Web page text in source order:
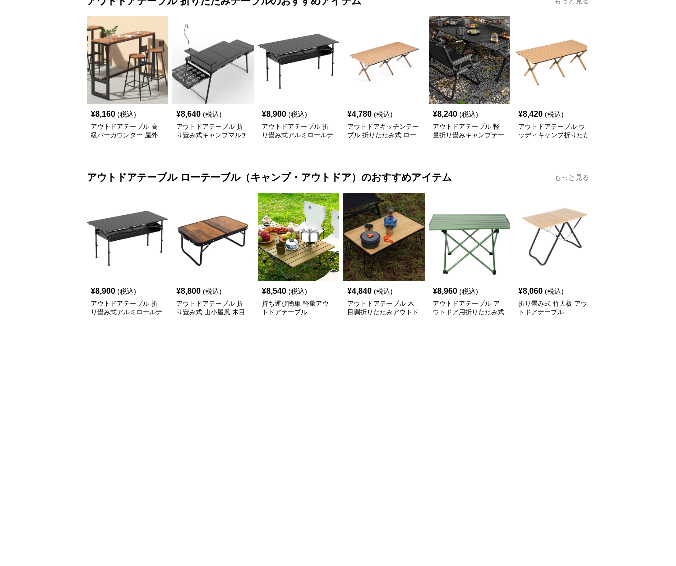
¥8,160 (税込)
アウトドアテーブル 高
級バーカウンター 屋外
¥8,640 (税込)
アウトドアテーブル 折
り畳み式キャンプマルチ
¥8,900 (税込)
アウトドアテーブル 折
り畳み式アルミロールテ
¥4,780 (税込)
アウトドアキッチンテー
ブル 折りたたみ式 ロー
¥8,240 (税込)
アウトドアテーブル 軽
量折り畳みキャンプテー
¥8,420 (税込)
アウトドアテーブル ウ
ッディキャンプ折りたた
アウトドアテーブル ローテーブル（キャンプ・アウトドア） のおすすめアイテム もっと見る
¥8,900 (税込)
アウトドアテーブル 折
り畳み式アルミロールテ
¥8,800 (税込)
アウトドアテーブル 折
り畳み式 山小屋風 木目
¥8,540 (税込)
持ち運び簡単 軽量アウ
トドアテーブル
¥4,840 (税込)
アウトドアテーブル 木
目調折りたたみアウトド
¥8,960 (税込)
アウトドアテーブル ア
ウトドア用折りたたみ式
¥8,060 (税込)
折り畳み式 竹天板 アウ
トドアテーブル